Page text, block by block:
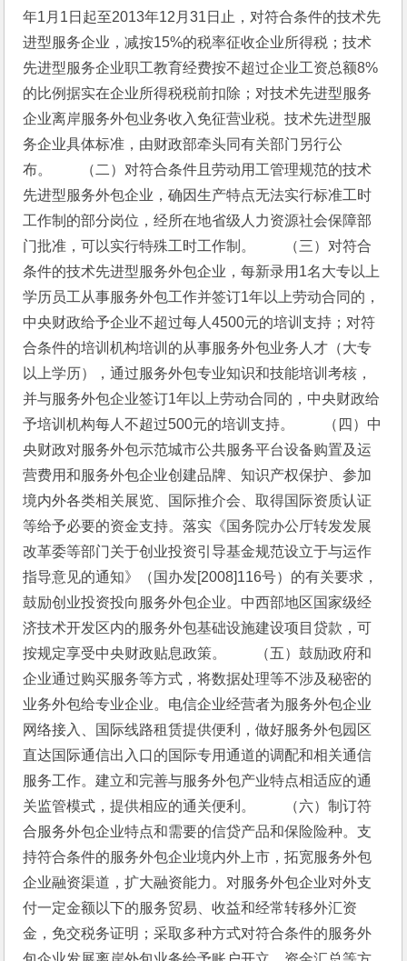
年1月1日起至2013年12月31日止，对符合条件的技术先
进型服务企业，减按15%的税率征收企业所得税；技术
先进型服务企业职工教育经费按不超过企业工资总额8%
的比例据实在企业所得税税前扣除；对技术先进型服务
企业离岸服务外包业务收入免征营业税。技术先进型服
务企业具体标准，由财政部牵头同有关部门另行公
布。　　（二）对符合条件且劳动用工管理规范的技术
先进型服务外包企业，确因生产特点无法实行标准工时
工作制的部分岗位，经所在地省级人力资源社会保障部
门批准，可以实行特殊工时工作制。　　（三）对符合
条件的技术先进型服务外包企业，每新录用1名大专以上
学历员工从事服务外包工作并签订1年以上劳动合同的，
中央财政给予企业不超过每人4500元的培训支持；对符
合条件的培训机构培训的从事服务外包业务人才（大专
以上学历），通过服务外包专业知识和技能培训考核，
并与服务外包企业签订1年以上劳动合同的，中央财政给
予培训机构每人不超过500元的培训支持。　　（四）中
央财政对服务外包示范城市公共服务平台设备购置及运
营费用和服务外包企业创建品牌、知识产权保护、参加
境内外各类相关展览、国际推介会、取得国际资质认证
等给予必要的资金支持。落实《国务院办公厅转发发展
改革委等部门关于创业投资引导基金规范设立于与运作
指导意见的通知》（国办发[2008]116号）的有关要求，
鼓励创业投资投向服务外包企业。中西部地区国家级经
济技术开发区内的服务外包基础设施建设项目贷款，可
按规定享受中央财政贴息政策。　　（五）鼓励政府和
企业通过购买服务等方式，将数据处理等不涉及秘密的
业务外包给专业企业。电信企业经营者为服务外包企业
网络接入、国际线路租赁提供便利，做好服务外包园区
直达国际通信出入口的国际专用通道的调配和相关通信
服务工作。建立和完善与服务外包产业特点相适应的通
关监管模式，提供相应的通关便利。　　（六）制订符
合服务外包企业特点和需要的信贷产品和保险险种。支
持符合条件的服务外包企业境内外上市，拓宽服务外包
企业融资渠道，扩大融资能力。对服务外包企业对外支
付一定金额以下的服务贸易、收益和经常转移外汇资
金，免交税务证明；采取多种方式对符合条件的服务外